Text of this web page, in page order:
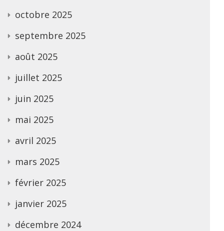
octobre 2025
septembre 2025
août 2025
juillet 2025
juin 2025
mai 2025
avril 2025
mars 2025
février 2025
janvier 2025
décembre 2024